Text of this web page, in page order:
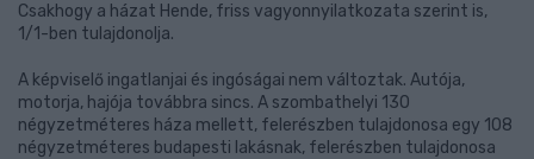
Csakhogy a házat Hende, friss vagyonnyilatkozata szerint is,
1/1-ben tulajdonolja.
A képviselő ingatlanjai és ingóságai nem változtak. Autója,
motorja, hajója továbbra sincs. A szombathelyi 130
négyzetméteres háza mellett, felerészben tulajdonosa egy 108
négyzetméteres budapesti lakásnak, felerészben tulajdonosa